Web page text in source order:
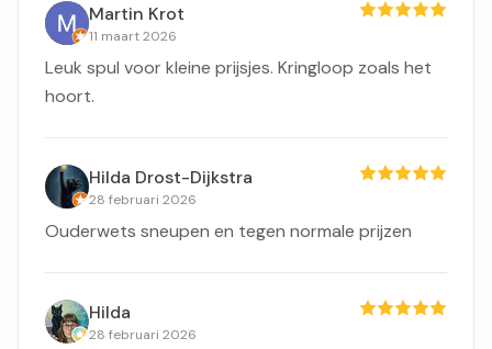
Martin Krot
11 maart 2026
Leuk spul voor kleine prijsjes. Kringloop zoals het
hoort.
Hilda Drost-Dijkstra
28 februari 2026
Ouderwets sneupen en tegen normale prijzen
Hilda
28 februari 2026